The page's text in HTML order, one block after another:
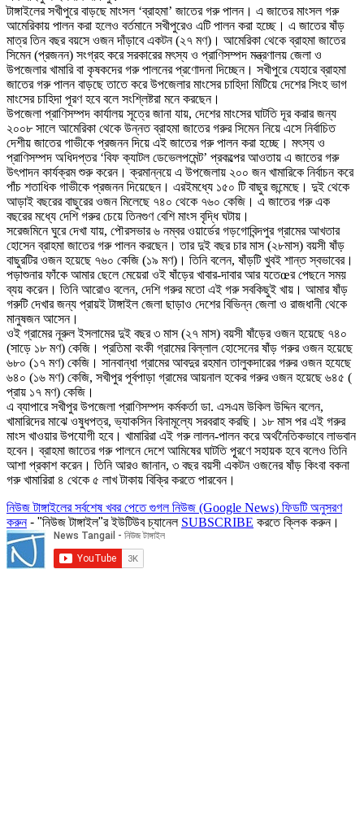
টাঙ্গাইলের সখীপুরে বাড়ছে মাংসল ‘ব্রাহমা’ জাতের গরু পালন। এ জাতের মাংসল গরু
আমেরিকায় পালন করা হলেও বর্তমানে সখীপুরেও এটি পালন করা হচ্ছে। এ জাতের ষাঁড়
মাত্র তিন বছর বয়সে ওজন দাঁড়াবে একটন (২৭ মণ)। আমেরিকা থেকে ব্রাহমা জাতের
সিমেন (প্রজনন) সংগ্রহ করে সরকারের মৎস্য ও প্রাণিসম্পদ মন্ত্রণালয় জেলা ও
উপজেলার খামারি বা কৃষকদের গরু পালনের প্রণোদনা দিচ্ছেন। সখীপুরে যেহারে ব্রাহমা
জাতের গরু পালন বাড়ছে তাতে করে উপজেলার মাংসের চাহিদা মিটিয়ে দেশের সিংহ ভাগ
মাংসের চাহিদা পূরণ হবে বলে সংশ্লিষ্টরা মনে করছেন।
উপজেলা প্রাণিসম্পদ কার্যালয় সূত্রে জানা যায়, দেশের মাংসের ঘাটতি দূর করার জন্য
২০০৮ সালে আমেরিকা থেকে উন্নত ব্রাহমা জাতের গরুর সিমেন নিয়ে এসে নির্বাচিত
দেশীয় জাতের গাভীকে প্রজনন দিয়ে এই জাতের গরু পালন করা হচ্ছে। মৎস্য ও
প্রাণিসম্পদ অধিদপ্তর ‘বিফ ক্যাটল ডেভেলপমেন্ট’ প্রকল্পের আওতায় এ জাতের গরু
উৎপাদন কার্যক্রম শুরু করেন। ক্রমান্নয়ে এ উপজেলায় ২০০ জন খামারিকে নির্বাচন করে
পাঁচ শতাধিক গাভীকে প্রজনন দিয়েছেন। এরইমধ্যে ১৫০ টি বাছুর জন্মেছে। দুই থেকে
আড়াই বছরের বাছুরের ওজন মিলেছে ৭৪০ থেকে ৭৬০ কেজি। এ জাতের গরু এক
বছরের মধ্যে দেশি গরুর চেয়ে তিনগুণ বেশি মাংস বৃদ্ধি ঘটায়।
সরেজমিনে ঘুরে দেখা যায়, পৌরসভার ৬ নম্বর ওয়ার্ডের গড়গোবিন্দপুর গ্রামের আখতার
হোসেন ব্রাহমা জাতের গরু পালন করছেন। তার দুই বছর চার মাস (২৮মাস) বয়সী ষাঁড়
বাছুরটির ওজন হয়েছে ৭৬০ কেজি (১৯ মণ)। তিনি বলেন, ষাঁড়টি খুবই শান্ত স্বভাবের।
পড়াশুনার ফাঁকে আমার ছেলে মেয়েরা ওই ষাঁড়ের খাবার-দাবার আর যতেœর পেছনে সময়
ব্যয় করেন। তিনি আরোও বলেন, দেশি গরুর মতো এই গরু সবকিছুই খায়। আমার ষাঁড়
গরুটি দেখার জন্য প্রায়ই টাঙ্গাইল জেলা ছাড়াও দেশের বিভিন্ন জেলা ও রাজধানী থেকে
মানুষজন আসেন।
ওই গ্রামের নূরুল ইসলামের দুই বছর ৩ মাস (২৭ মাস) বয়সী ষাঁড়ের ওজন হয়েছে ৭৪০
(সাড়ে ১৮ মণ) কেজি। প্রতিমা বংকী গ্রামের বিল্লাল হোসেনের ষাঁড় গরুর ওজন হয়েছে
৬৮০ (১৭ মণ) কেজি। সানবান্ধা গ্রামের আবদুর রহমান তালুকদারের গরুর ওজন হযেছে
৬৪০ (১৬ মণ) কেজি, সখীপুর পূর্বপাড়া গ্রামের আয়নাল হকের গরুর ওজন হয়েছে ৬৪৫ (
প্রায় ১৭ মণ) কেজি।
এ ব্যাপারে সখীপুর উপজেলা প্রাণিসম্পদ কর্মকর্তা ডা. এসএম উকিল উদ্দিন বলেন,
খামারিদের মাঝে ওষুধপত্র, ভ্যাকসিন বিনামূল্যে সরবরাহ করছি। ১৮ মাস পর এই গরুর
মাংস খাওয়ার উপযোগী হবে। খামারিরা এই গরু লালন-পালন করে অর্থনৈতিকভাবে লাভবান
হবেন। ব্রাহমা জাতের গরু পালনে দেশে আমিষের ঘাটতি পূূরণে সহায়ক হবে বলেও তিনি
আশা প্রকাশ করেন। তিনি আরও জানান, ৩ বছর বয়সী একটন ওজনের ষাঁড় কিংবা বকনা
গরু খামারিরা ৪ থেকে ৫ লাখ টাকায় বিক্রি করতে পারবেন।
নিউজ টাঙ্গাইলের সর্বশেষ খবর পেতে গুগল নিউজ (Google News) ফিডটি অনুসরণ
করুন- "নিউজ টাঙ্গাইল"র ইউটিউব চ্যানেল SUBSCRIBE করতে ক্লিক করুন।